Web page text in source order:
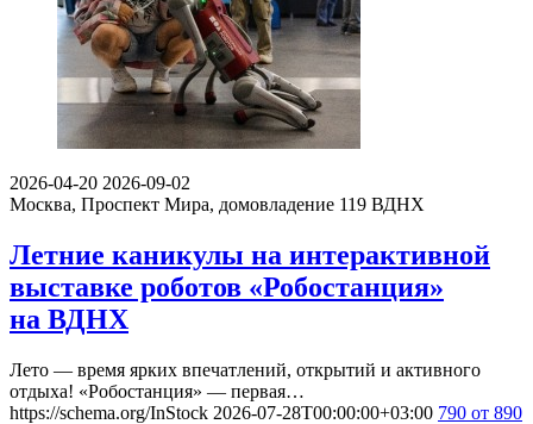
2026-04-20 2026-09-02
Москва, Проспект Мира, домовладение 119 ВДНХ
Летние каникулы на интерактивной
выставке роботов «Робостанция»
на ВДНХ
Лето — время ярких впечатлений, открытий и активного
отдыха! «Робостанция» — первая…
https://schema.org/InStock 2026-07-28T00:00:00+03:00 790 от 890